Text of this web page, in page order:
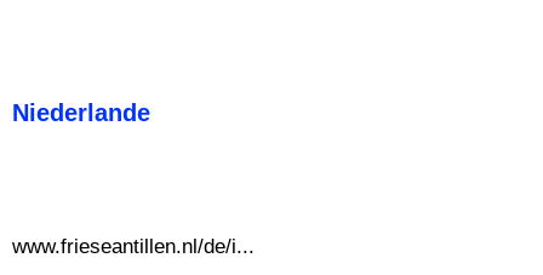
Niederlande
www.frieseantillen.nl/de/i...